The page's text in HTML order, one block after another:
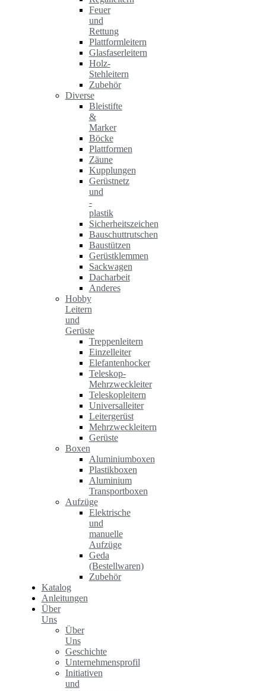
Feuer
und
Rettung
Plattformleitern
Glasfaserleitern
Holz-
Stehleitern
Zubehör
Diverse
Bleistifte
&
Marker
Böcke
Plattformen
Zäune
Kupplungen
Gerüstnetz
und
-
plastik
Sicherheitszeichen
Bauschuttrutschen
Baustützen
Gerüstklemmen
Sackwagen
Dacharbeit
Anderes
Hobby
Leitern
und
Gerüste
Treppenleitern
Einzelleiter
Elefantenhocker
Teleskop-
Mehrzweckleiter
Teleskopleitern
Universalleiter
Leitergerüst
Mehrzweckleitern
Gerüste
Boxen
Aluminiumboxen
Plastikboxen
Aluminium
Transportboxen
Aufzüge
Elektrische
und
manuelle
Aufzüge
Geda
(Bestellwaren)
Zubehör
Katalog
Anleitungen
Über
Uns
Über
Uns
Geschichte
Unternehmensprofil
Initiativen
und